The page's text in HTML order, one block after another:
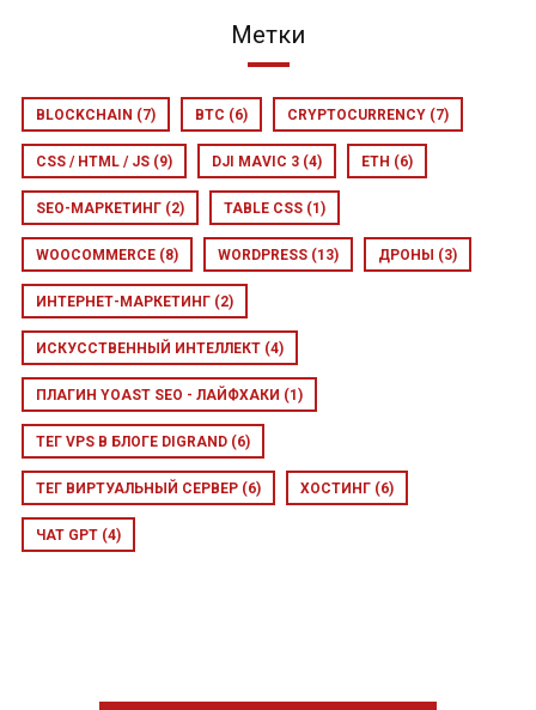
Метки
BLOCKCHAIN (7) BTC (6) CRYPTOCURRENCY (7)
CSS / HTML / JS (9) DJI MAVIC 3 (4) ETH (6)
SEO-МАРКЕТИНГ (2) TABLE CSS (1)
WOOCOMMERCE (8) WORDPRESS (13) ДРОНЫ (3)
ИНТЕРНЕТ-МАРКЕТИНГ (2)
ИСКУССТВЕННЫЙ ИНТЕЛЛЕКТ (4)
ПЛАГИН YOAST SEO - ЛАЙФХАКИ (1)
ТЕГ VPS В БЛОГЕ DIGRAND (6)
ТЕГ ВИРТУАЛЬНЫЙ СЕРВЕР (6) ХОСТИНГ (6)
ЧАТ GPT (4)